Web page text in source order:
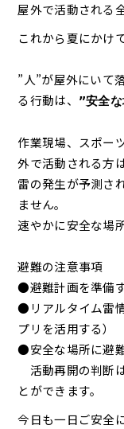
屋外で活動される
これから夏にかけ
”人”が屋外にいて
る行動は、
”安全
作業現場、スポー
外で活動される方は
雷の発生が予測さ
ません。
速やかに安全な場
避難の注意事項
●避難計画を準備
●リアルタイム雷
プリを活用する）
●安全な場所に避
活動再開の判断
とができます。
今日も一日ご安全